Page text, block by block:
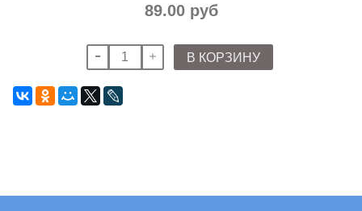
89.00 руб
В КОРЗИНУ